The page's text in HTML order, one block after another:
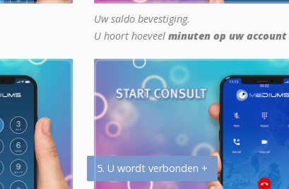
Uw saldo bevestiging.
U hoort hoeveel minuten op uw account
5. U wordt verbonden +